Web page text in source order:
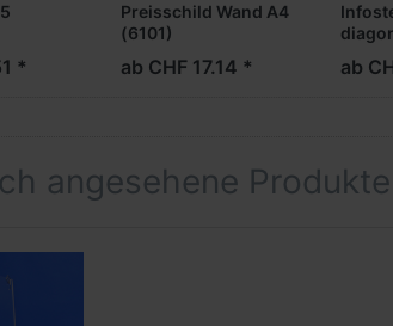
*
Preisschild Wand A4
(6101)
ab CHF 17.14 * ab
angesehene Produkte